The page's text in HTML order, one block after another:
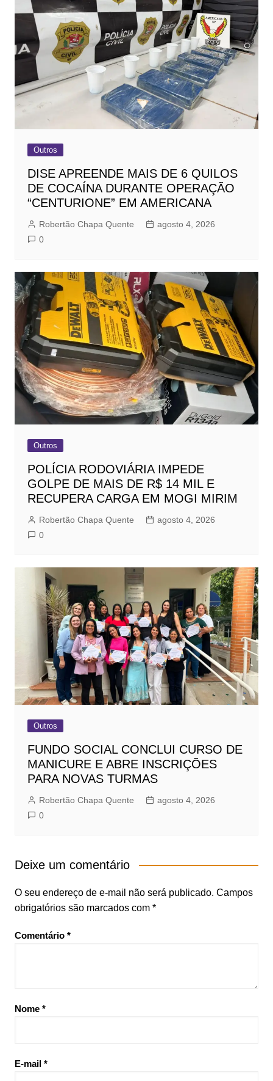
Outros
DISE APREENDE MAIS DE 6 QUILOS
DE COCAÍNA DURANTE OPERAÇÃO
“CENTURIONE” EM AMERICANA
Robertão Chapa Quente
agosto 4, 2026
0
Outros
POLÍCIA RODOVIÁRIA IMPEDE
GOLPE DE MAIS DE R$ 14 MIL E
RECUPERA CARGA EM MOGI MIRIM
Robertão Chapa Quente
agosto 4, 2026
0
Outros
FUNDO SOCIAL CONCLUI CURSO DE
MANICURE E ABRE INSCRIÇÕES
PARA NOVAS TURMAS
Robertão Chapa Quente
agosto 4, 2026
0
Deixe um comentário
O seu endereço de e-mail não será publicado. Campos
obrigatórios são marcados com *
Comentário *
Nome *
E-mail *